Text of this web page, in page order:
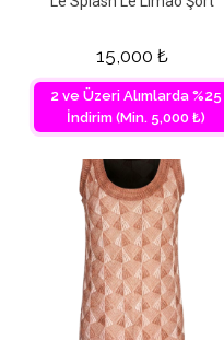
15,000 ₺
2 ve Üzeri Alımlarda %25
İndirim (Min. 5,000 ₺)